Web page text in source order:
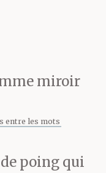
le
subi
Toi
miroir
entre les mots
poing qui